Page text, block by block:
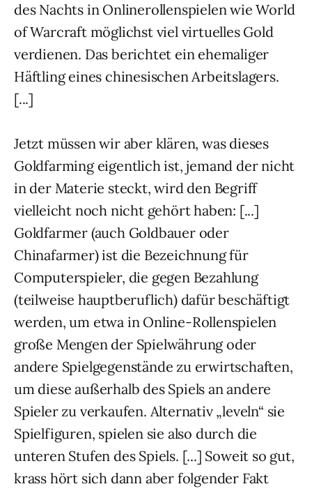
des Nachts in Onlinerollenspielen wie World
of Warcraft möglichst viel virtuelles Gold
verdienen. Das berichtet ein ehemaliger
Häftling eines chinesischen Arbeitslagers.
[...]
Jetzt müssen wir aber klären, was dieses
Goldfarming eigentlich ist, jemand der nicht
in der Materie steckt, wird den Begriff
vielleicht noch nicht gehört haben: [...]
Goldfarmer (auch Goldbauer oder
Chinafarmer) ist die Bezeichnung für
Computerspieler, die gegen Bezahlung
(teilweise hauptberuflich) dafür beschäftigt
werden, um etwa in Online-Rollenspielen
große Mengen der Spielwährung oder
andere Spielgegenstände zu erwirtschaften,
um diese außerhalb des Spiels an andere
Spieler zu verkaufen. Alternativ „leveln“ sie
Spielfiguren, spielen sie also durch die
unteren Stufen des Spiels. [...] Soweit so gut,
krass hört sich dann aber folgender Fakt